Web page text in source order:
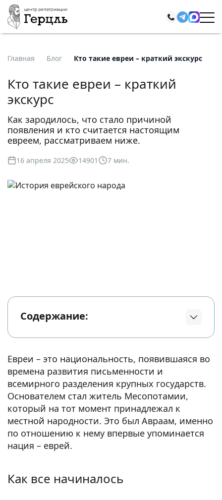
Главная Блог Кто такие евреи – краткий экскурс
Кто такие евреи – краткий
экскурс
Как зародилось, что стало причиной
появления и кто считается настоящим
евреем, рассматриваем ниже.
16 апреля 2025 14901 7 мин.
Содержание:
Евреи – это национальность, появившаяся во
времена развития письменности и
всемирного разделения крупных государств.
Основателем стал житель Месопотамии,
который на тот момент принадлежал к
местной народности. Это был Авраам, именно
по отношению к нему впервые упоминается
нация – еврей.
Как все начиналось